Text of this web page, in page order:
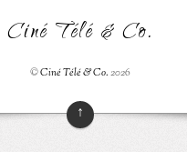
Ciné Télé & Co.
©Ciné Télé & Co.2026
↑